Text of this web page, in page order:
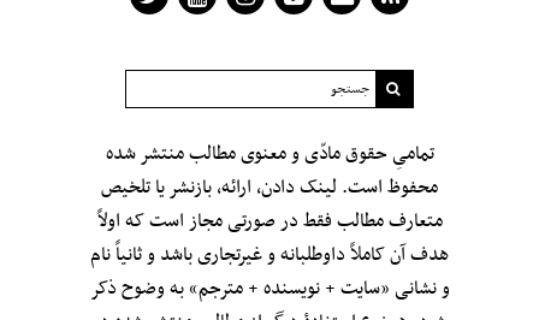
تمامیِ حقوق مادّی و معنوی مطالب منتشر شده
محفوظ است. لینک دادن، ارائه، بازنشر یا تلخیص
متعارف مطالب فقط در صورتی مجاز است که اولاً
هدف آن کاملاً داوطلبانه و غیرتجاری باشد و ثانیاً نام
و نشانی «سایت + نویسنده + مترجم» به وضوح ذکر